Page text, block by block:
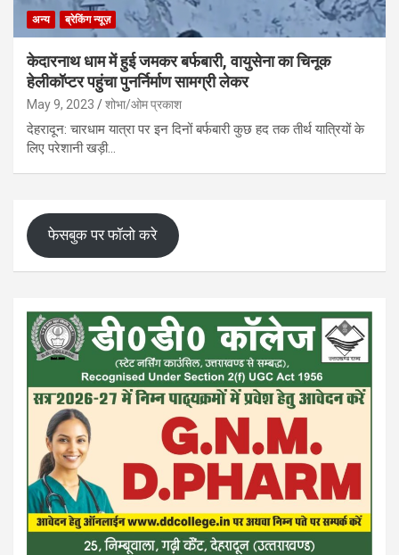
अन्य ब्रेकिंग न्यूज़
केदारनाथ धाम में हुई जमकर बर्फबारी, वायुसेना का चिनूक
हेलीकॉप्टर पहुंचा पुनर्निर्माण सामग्री लेकर
May 9, 2023 शोभा/ओम प्रकाश
देहरादून: चारधाम यात्रा पर इन दिनों बर्फबारी कुछ हद तक तीर्थ यात्रियों के
लिए परेशानी खड़ी…
फेसबुक पर फॉलो करे